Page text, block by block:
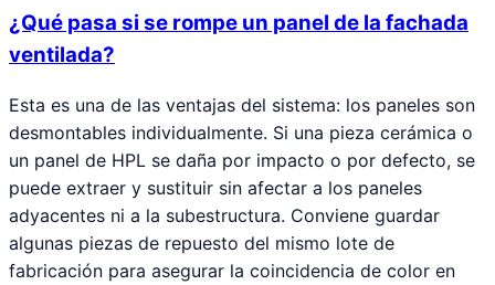
¿Qué pasa si se rompe un panel de la fachada
ventilada?
Esta es una de las ventajas del sistema: los paneles son
desmontables individualmente. Si una pieza cerámica o
un panel de HPL se daña por impacto o por defecto, se
puede extraer y sustituir sin afectar a los paneles
adyacentes ni a la subestructura. Conviene guardar
algunas piezas de repuesto del mismo lote de
fabricación para asegurar la coincidencia de color en